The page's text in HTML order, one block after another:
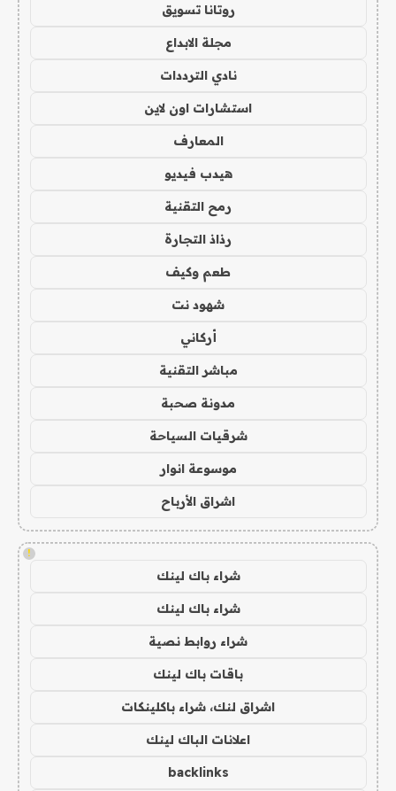
روتانا تسويق
مجلة الابداع
نادي الترددات
استشارات اون لاين
المعارف
هيدب فيديو
رمح التقنية
رذاذ التجارة
طعم وكيف
شهود نت
أركاني
مباشر التقنية
مدونة صحبة
شرقيات السياحة
موسوعة انوار
اشراق الأرباح
!
شراء باك لينك
شراء باك لينك
شراء روابط نصية
باقات باك لينك
اشراق لنك، شراء باكلينكات
اعلانات الباك لينك
backlinks